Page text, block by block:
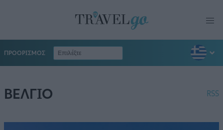
ΠΡΟΟΡΙΣΜΟΣ
ΒΕΛΓΙΟ RSS